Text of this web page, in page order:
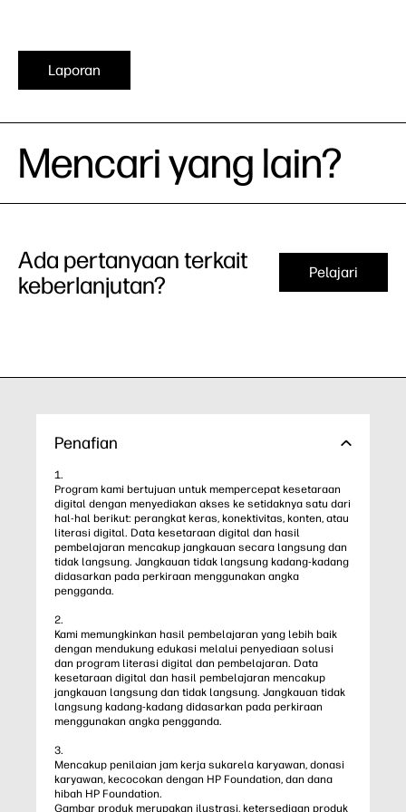
Laporan
Mencari yang lain?
Ada pertanyaan terkait
keberlanjutan?
Pelajari
Penafian
1.
Program kami bertujuan untuk mempercepat kesetaraan
digital dengan menyediakan akses ke setidaknya satu dari
hal-hal berikut: perangkat keras, konektivitas, konten, atau
literasi digital. Data kesetaraan digital dan hasil
pembelajaran mencakup jangkauan secara langsung dan
tidak langsung. Jangkauan tidak langsung kadang-kadang
didasarkan pada perkiraan menggunakan angka
pengganda.
2.
Kami memungkinkan hasil pembelajaran yang lebih baik
dengan mendukung edukasi melalui penyediaan solusi
dan program literasi digital dan pembelajaran. Data
kesetaraan digital dan hasil pembelajaran mencakup
jangkauan langsung dan tidak langsung. Jangkauan tidak
langsung kadang-kadang didasarkan pada perkiraan
menggunakan angka pengganda.
3.
Mencakup penilaian jam kerja sukarela karyawan, donasi
karyawan, kecocokan dengan HP Foundation, dan dana
hibah HP Foundation.
Gambar produk merupakan ilustrasi, ketersediaan produk